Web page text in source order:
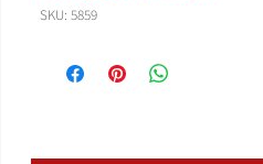
SKU: 5859